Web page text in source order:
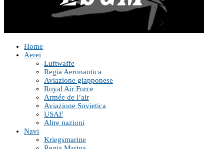
Home
Aerei
Luftwaffe
Regia Aeronautica
Aviazione giapponese
Royal Air Force
Armée de l’air
Aviazione Sovietica
USAF
Altre nazioni
Navi
Kriegsmarine